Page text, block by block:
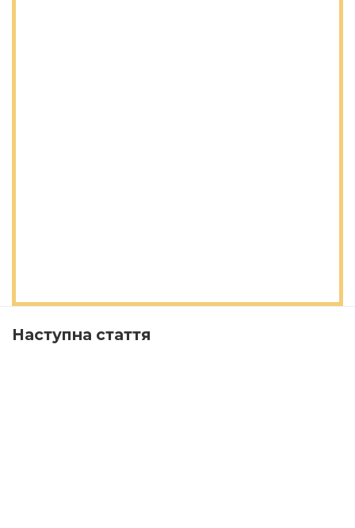
Наступна стаття